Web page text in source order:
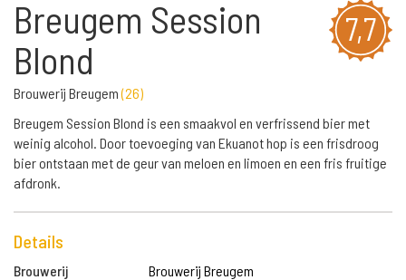
7,7
Breugem Session
Blond
Brouwerij Breugem(26)
Breugem Session Blond is een smaakvol en verfrissend bier met
weinig alcohol. Door toevoeging van Ekuanot hop is een frisdroog
bier ontstaan met de geur van meloen en limoen en een fris fruitige
afdronk.
Details
Brouwerij
Brouwerij Breugem